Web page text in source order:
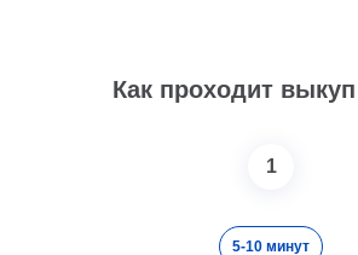
Как проходит
1
5-10 минут